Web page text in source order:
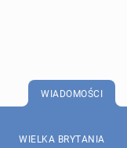
WIADOMOŚCI
WIELKA BRYTANIA